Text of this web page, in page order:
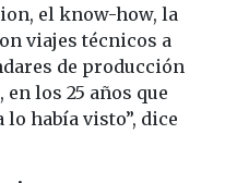
el know-how, la
viajes técnicos a
de producción
los 25 años que
había visto”, dice